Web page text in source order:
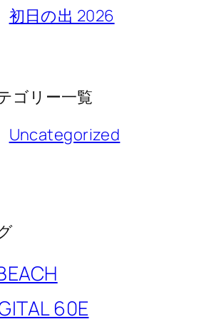
初日の出 2026
ゴリー一覧
Uncategorized
60E